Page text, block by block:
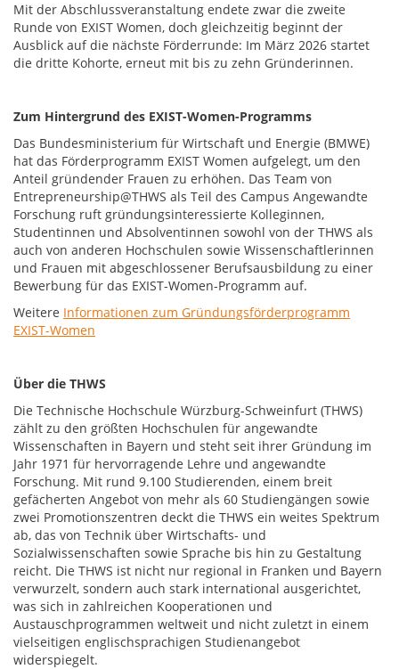
Mit der Abschlussveranstaltung endete zwar die zweite
Runde von EXIST Women, doch gleichzeitig beginnt der
Ausblick auf die nächste Förderrunde: Im März 2026 startet
die dritte Kohorte, erneut mit bis zu zehn Gründerinnen.
Zum Hintergrund des EXIST-Women-Programms
Das Bundesministerium für Wirtschaft und Energie (BMWE)
hat das Förderprogramm EXIST Women aufgelegt, um den
Anteil gründender Frauen zu erhöhen. Das Team von
Entrepreneurship@THWS als Teil des Campus Angewandte
Forschung ruft gründungsinteressierte Kolleginnen,
Studentinnen und Absolventinnen sowohl von der THWS als
auch von anderen Hochschulen sowie Wissenschaftlerinnen
und Frauen mit abgeschlossener Berufsausbildung zu einer
Bewerbung für das EXIST-Women-Programm auf.
Weitere Informationen zum Gründungsförderprogramm
EXIST-Women
Über die THWS
Die Technische Hochschule Würzburg-Schweinfurt (THWS)
zählt zu den größten Hochschulen für angewandte
Wissenschaften in Bayern und steht seit ihrer Gründung im
Jahr 1971 für hervorragende Lehre und angewandte
Forschung. Mit rund 9.100 Studierenden, einem breit
gefächerten Angebot von mehr als 60 Studiengängen sowie
zwei Promotionszentren deckt die THWS ein weites Spektrum
ab, das von Technik über Wirtschafts- und
Sozialwissenschaften sowie Sprache bis hin zu Gestaltung
reicht. Die THWS ist nicht nur regional in Franken und Bayern
verwurzelt, sondern auch stark international ausgerichtet,
was sich in zahlreichen Kooperationen und
Austauschprogrammen weltweit und nicht zuletzt in einem
vielseitigen englischsprachigen Studienangebot
widerspiegelt.